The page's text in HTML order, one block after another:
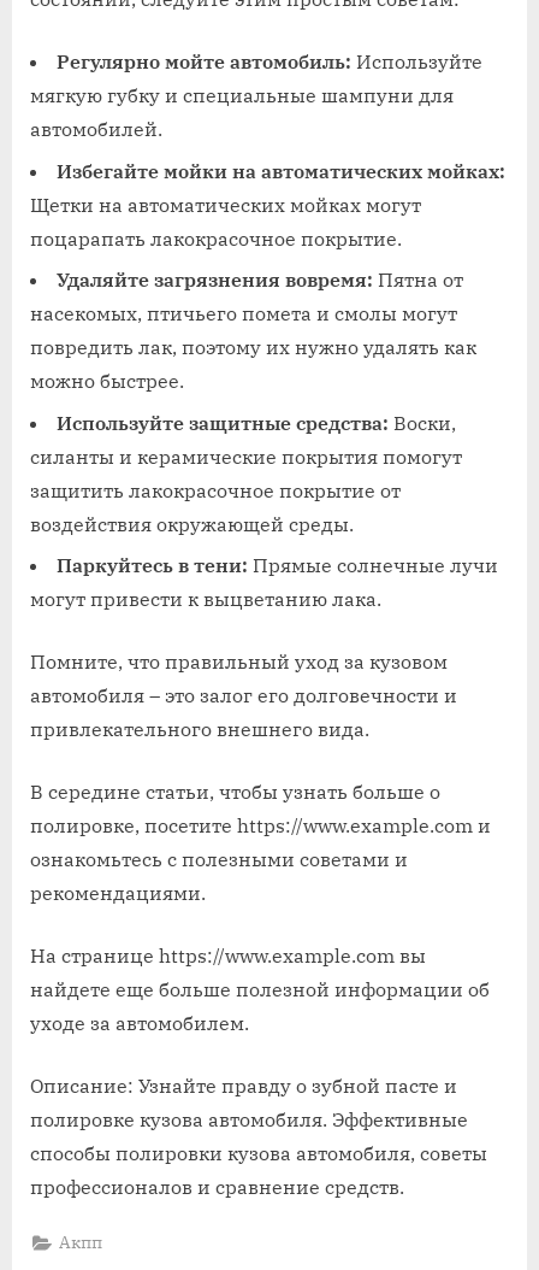
Регулярно мойте автомобиль: Используйте
мягкую губку и специальные шампуни для
автомобилей.
Избегайте мойки на автоматических мойках:
Щетки на автоматических мойках могут
поцарапать лакокрасочное покрытие.
Удаляйте загрязнения вовремя: Пятна от
насекомых, птичьего помета и смолы могут
повредить лак, поэтому их нужно удалять как
можно быстрее.
Используйте защитные средства: Воски,
силанты и керамические покрытия помогут
защитить лакокрасочное покрытие от
воздействия окружающей среды.
Паркуйтесь в тени: Прямые солнечные лучи
могут привести к выцветанию лака.
Помните, что правильный уход за кузовом
автомобиля – это залог его долговечности и
привлекательного внешнего вида.
В середине статьи, чтобы узнать больше о
полировке, посетите https://www.example.com и
ознакомьтесь с полезными советами и
рекомендациями.
На странице https://www.example.com вы
найдете еще больше полезной информации об
уходе за автомобилем.
Описание: Узнайте правду о зубной пасте и
полировке кузова автомобиля. Эффективные
способы полировки кузова автомобиля, советы
профессионалов и сравнение средств.
Акпп